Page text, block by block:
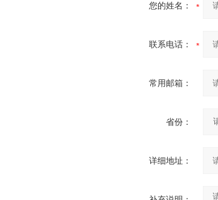
您的姓名：
联系电话：
常用邮箱：
省份：
详细地址：